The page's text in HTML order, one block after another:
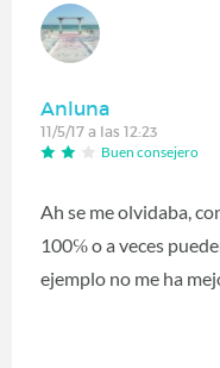
Anluna
11/5/17 a las 12:23
Buen consejero
Ah se me olvidaba,
100℅ o a veces
ejemplo no me ha